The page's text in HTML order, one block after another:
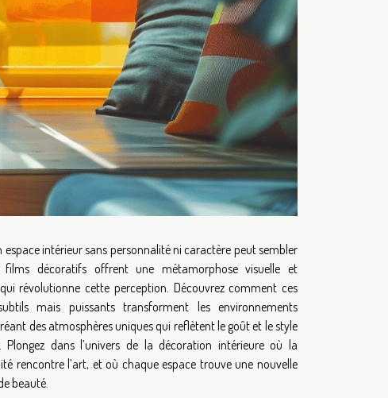
espace intérieur sans personnalité ni caractère peut sembler
films décoratifs offrent une métamorphose visuelle et
révolutionne cette perception. Découvrez comment ces
mais puissants transforment les environnements
des atmosphères uniques qui reflètent le goût et le style
Plongez dans l’univers de la décoration intérieure où la
rencontre l’art, et où chaque espace trouve une nouvelle
beauté.